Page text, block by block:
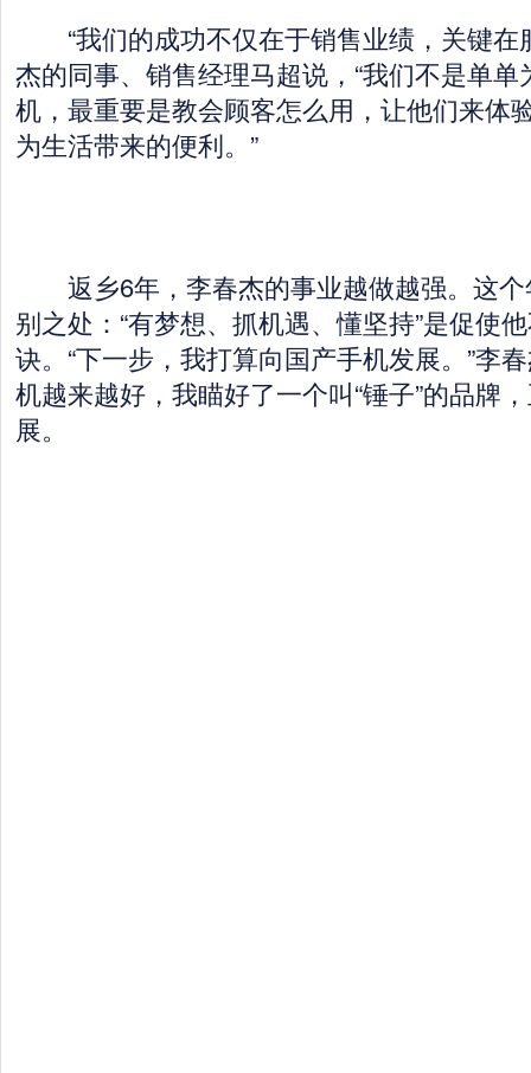
“我们的成功不仅在于销售业绩，关键在
杰的同事、销售经理马超说，“我们不是单
机，最重要是教会顾客怎么用，让他们来体
为生活带来的便利。”
返乡6年，李春杰的事业越做越强。这个
别之处：“有梦想、抓机遇、懂坚持”是促使
诀。“下一步，我打算向国产手机发展。”李
机越来越好，我瞄好了一个叫“锤子”的品牌
展。